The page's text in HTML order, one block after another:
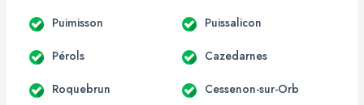
Puimisson Puissalicon
Pérols Cazedarnes
Roquebrun Cessenon-sur-Orb